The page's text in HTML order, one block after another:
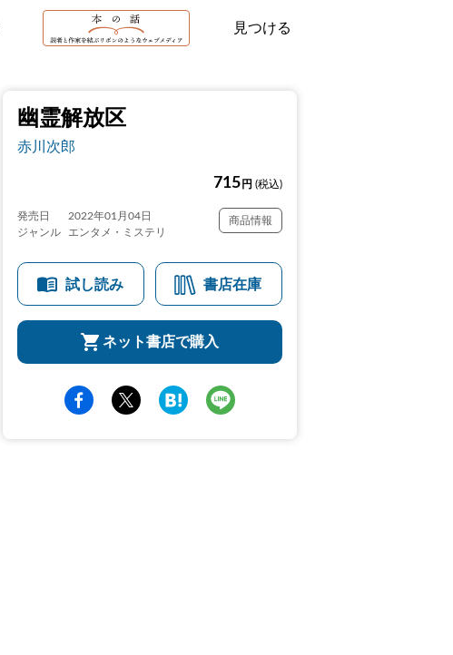
見つける
幽霊解放区
赤川次郎
715 円 (税込)
発売日
2022年01月04日
ジャンル
エンタメ・ミステリ
商品情報
試し読み 書店在庫
ネット書店で購入